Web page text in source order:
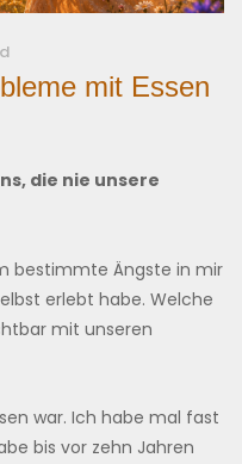
mit Essen
die nie unsere
bestimmte Ängste in mir
erlebt habe. Welche
mit unseren
war. Ich habe mal fast
bis vor zehn Jahren